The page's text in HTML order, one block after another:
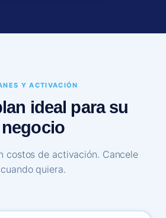
Y ACTIVACIÓN
ideal para su
negocio
costos de activación. Cancele
cuando quiera.